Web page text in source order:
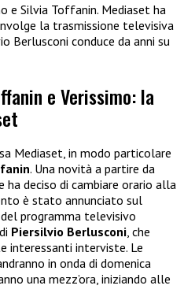
e Silvia Toffanin. Mediaset ha
la trasmissione televisiva
Berlusconi conduce da anni su
e Verissimo: la
Mediaset, in modo particolare
. Una novità a partire da
ha deciso di cambiare orario alla
è stato annunciato sul
programma televisivo
Piersilvio Berlusconi, che
interessanti interviste. Le
in onda di domenica
una mezz’ora, iniziando alle